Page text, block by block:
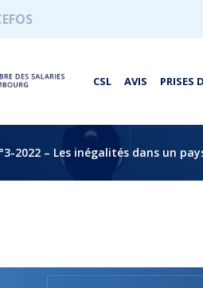
CSL AVIS PRISES
2022 – Les inégalités dans un